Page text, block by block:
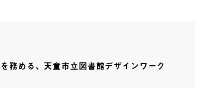
務める、天童市立図書館デザインワーク